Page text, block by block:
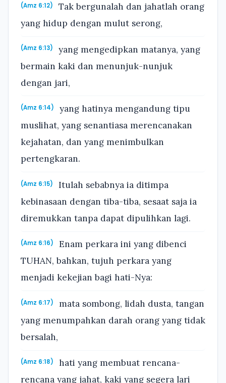
(Amz 6:12)
Tak bergunalah dan jahatlah orang
yang hidup dengan mulut serong,
(Amz 6:13)
yang mengedipkan matanya, yang
bermain kaki dan menunjuk-nunjuk
dengan jari,
(Amz 6:14)
yang hatinya mengandung tipu
muslihat, yang senantiasa merencanakan
kejahatan, dan yang menimbulkan
pertengkaran.
(Amz 6:15)
Itulah sebabnya ia ditimpa
kebinasaan dengan tiba-tiba, sesaat saja ia
diremukkan tanpa dapat dipulihkan lagi.
(Amz 6:16)
Enam perkara ini yang dibenci
TUHAN, bahkan, tujuh perkara yang
menjadi kekejian bagi hati-Nya:
(Amz 6:17)
mata sombong, lidah dusta, tangan
yang menumpahkan darah orang yang tidak
bersalah,
(Amz 6:18)
hati yang membuat rencana-
rencana yang jahat, kaki yang segera lari